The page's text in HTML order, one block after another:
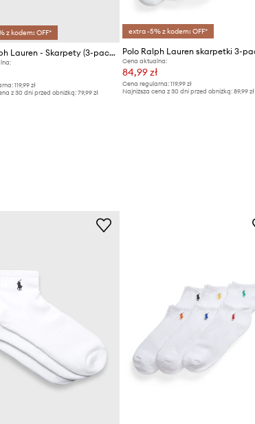
z kodem: OFF*
Polo Ralph Lauren - Skarpety (3-pack) 449655213002
119,99 zł
z 30 dni przed obniżką: 79,99 zł
extra -5% z kodem: OFF*
Cena aktualna:
84,99 zł
Cena regularna:119,99 zł
Najniższa cena z 30 dni przed obniżką:89,99 zł